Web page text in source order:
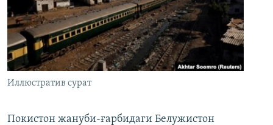
Иллюстратив сурат
Покистон жануби-ғарбидаги Белужистон